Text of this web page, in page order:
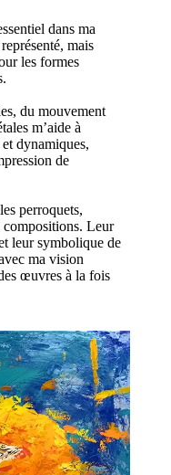
dans ma
mais
les formes
du mouvement
m’aide à
dynamiques,
de
perroquets,
compositions. Leur
leur symbolique de
ma vision
œuvres à la fois